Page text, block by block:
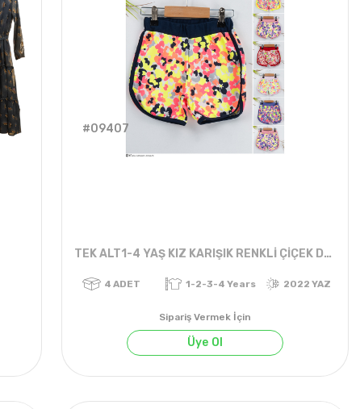
#09407
TEK ALT1-4 YAŞ KIZ KARIŞIK RENKLİ ÇİÇEK DESENLİ ŞORT
Sipariş Vermek İçin
Üye Ol